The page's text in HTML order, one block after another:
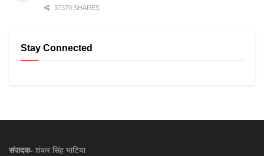
37370 SHARES
Stay Connected
संपादक- शंकर सिंह भाटिया